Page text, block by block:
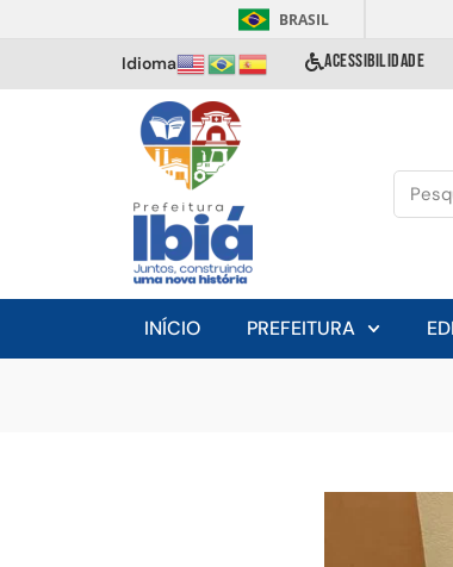
BRASIL
Idioma ACESSIBILIDADE
INÍCIO PREFEITURA